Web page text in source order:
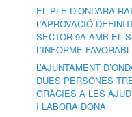
EL PLE D’ONDARA
L’APROVACIÓ
SECTOR 9A AMB EL
L’INFORME
L’AJUNTAMENT
DUES PERSONES
GRÀCIES A LES
I LABORA DONA